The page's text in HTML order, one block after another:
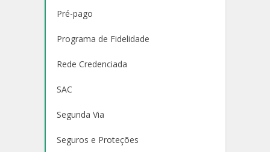
Pré-pago
Programa de Fidelidade
Rede Credenciada
SAC
Segunda Via
Seguros e Proteções